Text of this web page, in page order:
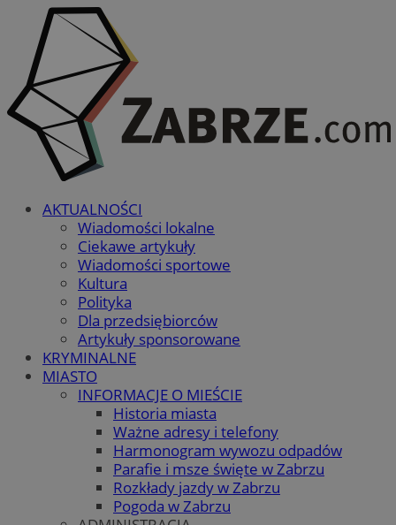
AKTUALNOŚCI
Wiadomości lokalne
Ciekawe artykuły
Wiadomości sportowe
Kultura
Polityka
Dla przedsiębiorców
Artykuły sponsorowane
KRYMINALNE
MIASTO
INFORMACJE O MIEŚCIE
Historia miasta
Ważne adresy i telefony
Harmonogram wywozu odpadów
Parafie i msze święte w Zabrzu
Rozkłady jazdy w Zabrzu
Pogoda w Zabrzu